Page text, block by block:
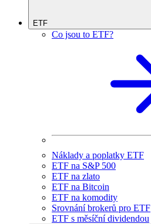
ETF
Co jsou to ETF?
Náklady a poplatky ETF
ETF na S&P 500
ETF na zlato
ETF na Bitcoin
ETF na komodity
Srovnání brokerů pro ETF
ETF s měsíční dividendou